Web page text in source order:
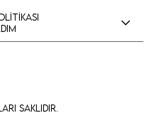
Saklıdır.